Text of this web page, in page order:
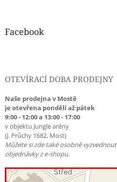
Facebook
OTEVÍRACÍ DOBA PRODEJNY
Naše prodejna v Mostě
je otevřena pondělí až pátek
9:00 - 12:00 a 13:00 - 17:00
v objektu Jungle arény
(J. Průchy 1682, Most)
Můžete si zde také osobně vyzvednout
objednávky z e-shopu.